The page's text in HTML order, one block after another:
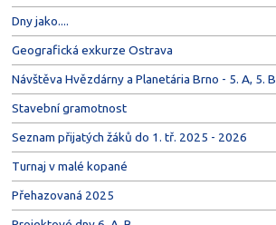
Dny jako....
Geografická exkurze Ostrava
Návštěva Hvězdárny a Planetária Brno - 5. A, 5. B
Stavební gramotnost
Seznam přijatých žáků do 1. tř. 2025 - 2026
Turnaj v malé kopané
Přehazovaná 2025